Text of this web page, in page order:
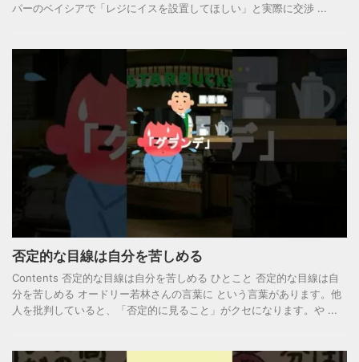
パーのベイシアで「レジにイスを設置してほしい」と実際に交渉 ...
否定的な目線は自分を苦しめる
Contents 否定的な目線は自分を苦しめる ひとこと 否定的な目線は自
分を苦しめる オードリー若林さんの言葉に という言葉があります。他
人を批判していると、「否定的に見ること」がクセになります。や ...